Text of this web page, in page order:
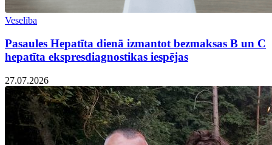
Veselība
Pasaules Hepatīta dienā izmantot bezmaksas B un C
hepatīta ekspresdiagnostikas iespējas
27.07.2026